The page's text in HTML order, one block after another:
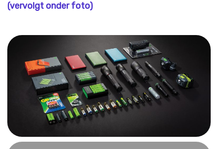
(vervolgt onder foto)